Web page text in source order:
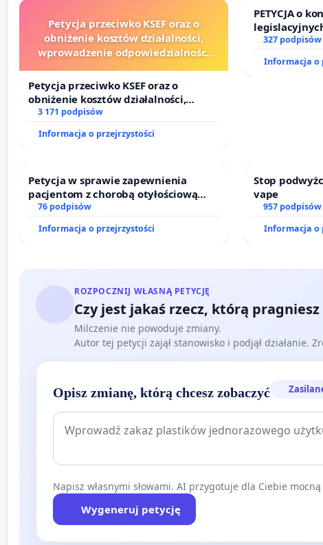
Petycja przeciwko KSEF oraz o
obniżenie kosztów działalności,
wprowadzenie odpowiedzialności
sędziów
Petycja przeciwko KSEF oraz o
obniżenie kosztów działalności,
wprowadzenie odpowiedzialności
sędziów
3 171 podpisów
Informacja o przejrzystości
PETYCJA o
prawa
327 podpisów
Informacja o
Petycja w sprawie zapewnienia
pacjentom z chorobą otyłościową
dostępu do kompleksowego leczenia
76 podpisów
Informacja o przejrzystości
Stop
vape
957 podpisów
Informacja o
ROZPOCZNIJ WŁASNĄ PETYCJĘ
Czy jest jakaś rzecz, którą
Milczenie nie powoduje zmiany.
Autor tej petycji zajął stanowisko i podjął działanie.
Opisz zmianę, którą chcesz zobaczyć
Napisz własnymi słowami. AI przygotuje dla Ciebie
Wygeneruj petycję